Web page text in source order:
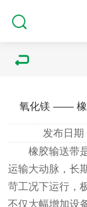
氧化镁 —— 橡
发布日期
橡胶输送带是
运输大动脉，长
苛工况下运行，
不仅大幅增加设